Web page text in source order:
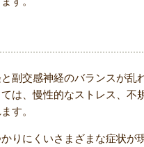
副交感神経のバランスが乱
は、慢性的なストレス、不
す。
りにくいさまざまな症状が